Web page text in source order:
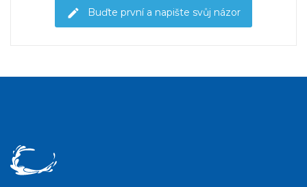
Buďte první a napište svůj názor